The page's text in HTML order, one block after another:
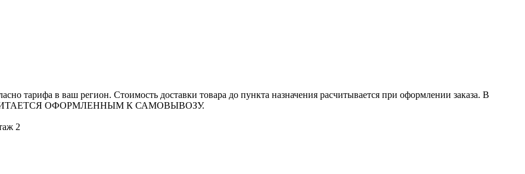
тарифа в ваш регион. Стоимость доставки товара до пункта назначения расчитывается при оформлении заказа. В
ОФОРМЛЕННЫМ К САМОВЫВОЗУ.
2